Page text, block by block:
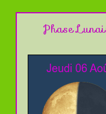
Phase